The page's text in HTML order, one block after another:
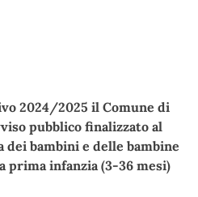
2024/2025 il Comune di
pubblico finalizzato al
dei bambini e delle bambine
prima infanzia (3-36 mesi)